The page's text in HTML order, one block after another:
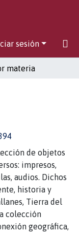
sesión
materia
de objetos
impresos,
audios. Dichos
historia y
Tierra del
colección
geográfica,